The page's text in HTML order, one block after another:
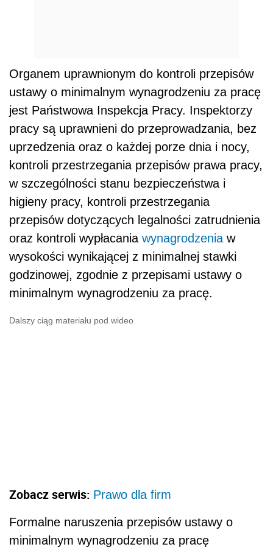
Organem uprawnionym do kontroli przepisów
ustawy o minimalnym wynagrodzeniu za pracę
jest Państwowa Inspekcja Pracy. Inspektorzy
pracy są uprawnieni do przeprowadzania, bez
uprzedzenia oraz o każdej porze dnia i nocy,
kontroli przestrzegania przepisów prawa pracy,
w szczególności stanu bezpieczeństwa i
higieny pracy, kontroli przestrzegania
przepisów dotyczących legalności zatrudnienia
oraz kontroli wypłacania wynagrodzeniaw
wysokości wynikającej z minimalnej stawki
godzinowej, zgodnie z przepisami ustawy o
minimalnym wynagrodzeniu za pracę.
Dalszy ciąg materiału pod wideo
Zobacz serwis: Prawo dla firm
Formalne naruszenia przepisów ustawy o
minimalnym wynagrodzeniu za pracę